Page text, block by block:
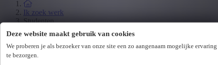
Deze website maakt gebruik van cookies
We proberen je als bezoeker van onze site een zo aangenaam mogelijke ervaring
te bezorgen.
Ik zoek werk
Studenten
Jobbeurzen
Wetgeving